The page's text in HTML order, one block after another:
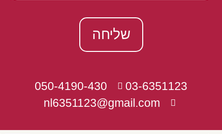
שליחה
03-6351123
050-4190-430
nl6351123@gmail.com